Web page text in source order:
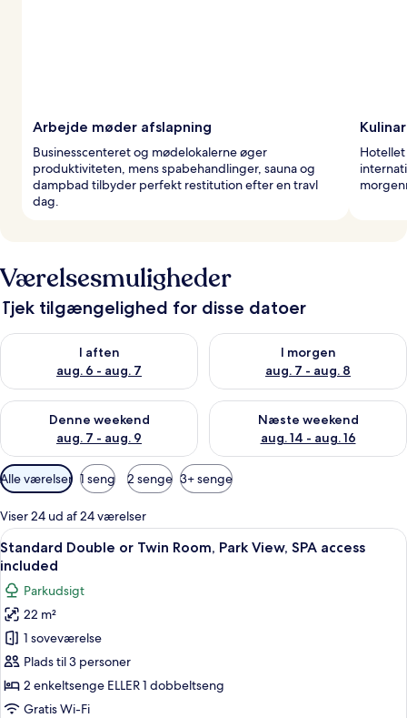
Arbejde møder afslapning
Businesscenteret og mødelokalerne øger
produktiviteten, mens spabehandlinger, sauna og
dampbad tilbyder perfekt restitution efter en travl
dag.
Værelsesmuligheder
Tjek tilgængelighed for disse datoer
I aften
aug. 6 - aug. 7
Tjek tilgængelighed for i aften aug. 6 - aug. 7
I morgen
aug. 7 - aug. 8
Tjek tilgængelighed for i
Denne weekend
aug. 7 - aug. 9
Tjek tilgængelighed for denne weekend aug. 7 - aug. 9
Næste weekend
aug. 14 - aug. 16
Tjek tilgængelighed for næste
Tilgængelige
filtre
for
værelser
Alle værelser 1 seng 2 senge 3+ senge
Viser 24 ud af 24 værelser
Indlæs
alle
billeder
af
Standard
Double
or
Twin
Room,
Et hotelværelse med seng,
8
Standard Double or Twin Room, Park View, SPA access
included
Parkudsigt
22 m²
1 soveværelse
Plads til 3 personer
2 enkeltsenge ELLER 1 dobbeltseng
Gratis Wi-Fi